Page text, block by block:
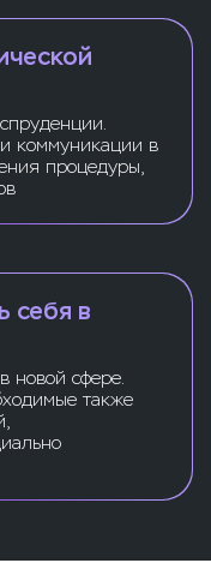
коммуникации в
процедуры,
себя в
новой сфере.
также